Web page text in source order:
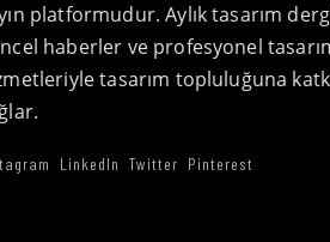
platformudur. Aylık tasarım
haberler ve profesyonel
tasarım topluluğuna
LinkedIn Twitter Pinterest